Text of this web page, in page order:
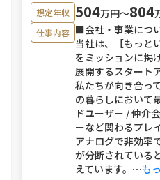
想定年収 504万円〜804
仕事内容 ■会社・事業につ
当社は、【もっと
をミッションに掲
展開するスタート
私たちが向き合っ
の暮らしにおいて
ドユーザー / 仲介
ーなど関わるプレ
アナログで非効率
が分断されている
えています。 ⋯も